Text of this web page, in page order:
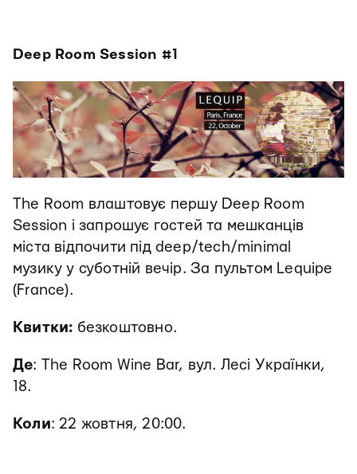
Deep Room Session #1
The Room влаштовує першу Deep Room
Session і запрошує гостей та мешканців
міста відпочити під deep/tech/minimal
музику у суботній вечір. За пультом Lequipe
(France).
Квитки: безкоштовно.
Де: The Room Wine Bar, вул. Лесі Українки,
18.
Коли: 22 жовтня, 20:00.